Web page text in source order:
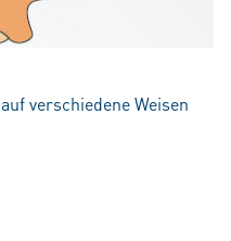
verschiedene Weisen